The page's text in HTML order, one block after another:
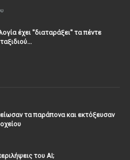
έχει ''διαταράξει'' τα πέντε
τα παράπονα και εκτόξευσαν
του ΑΙ;